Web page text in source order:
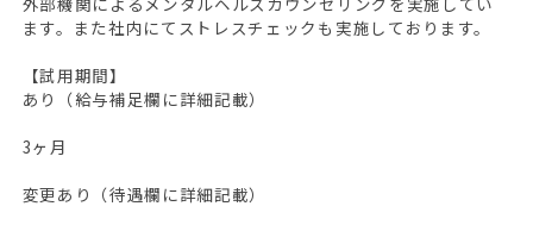
ます。また社内にてストレスチェックも実施しております。
【試用期間】
あり（給与補足欄に詳細記載）
3ヶ月
変更あり（待遇欄に詳細記載）